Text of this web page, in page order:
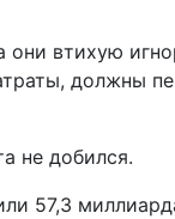
втихую
должны
не добился.
57,3